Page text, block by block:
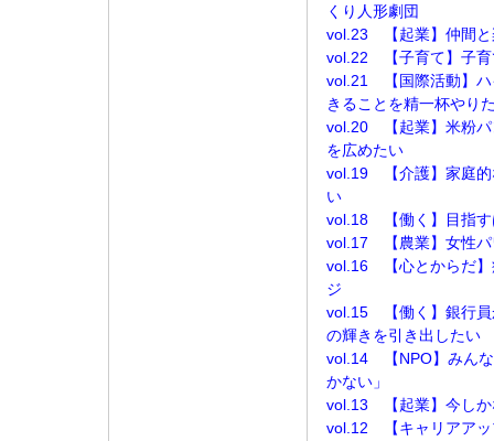
くり人形劇団
vol.23 【起業】仲間と
vol.22 【子育て】子育
vol.21 【国際活動】ハ
きることを精一杯やり
vol.20 【起業】米粉パ
を広めたい
vol.19 【介護】家庭的
い
vol.18 【働く】目指す
vol.17 【農業】女性パ
vol.16 【心とからだ】
ジ
vol.15 【働く】銀行員
の輝きを引き出したい
vol.14 【NPO】みんな
かない」
vol.13 【起業】今しか
vol.12 【キャリアア